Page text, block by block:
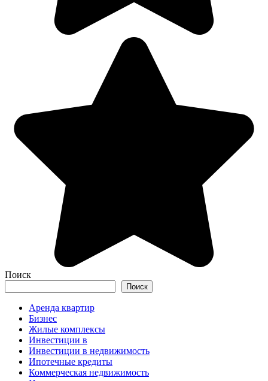
Поиск
Поиск
Аренда квартир
Бизнес
Жилые комплексы
Инвестиции в
Инвестиции в недвижимость
Ипотечные кредиты
Коммерческая недвижимость